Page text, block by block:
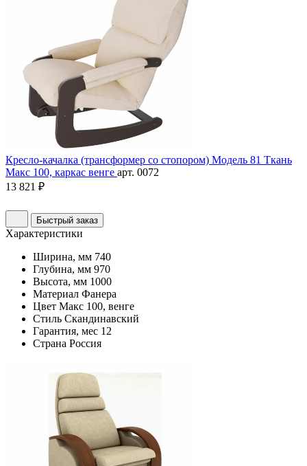
Кресло-качалка (трансформер со стопором) Модель 81 Ткань
Макс 100, каркас венге арт. 0072
13 821 ₽
Быстрый заказ
Характеристики
Ширина, мм 740
Глубина, мм 970
Высота, мм 1000
Материал Фанера
Цвет Макс 100, венге
Стиль Скандинавский
Гарантия, мес 12
Страна Россия